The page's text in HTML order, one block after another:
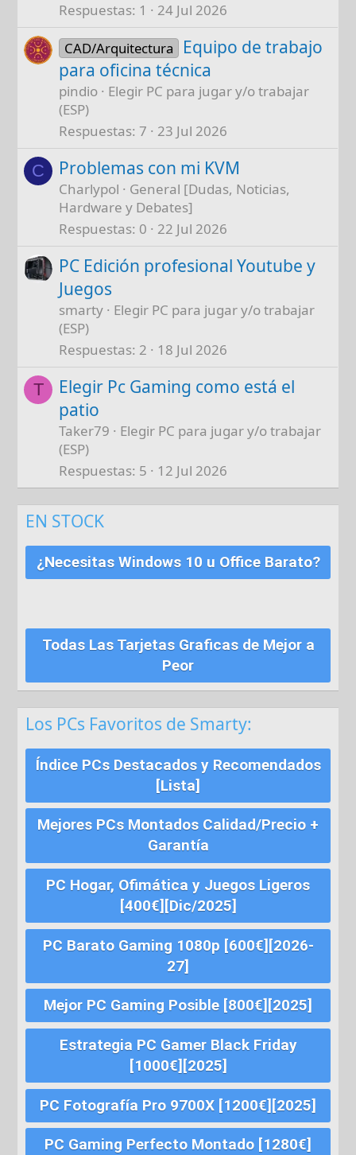
Respuestas 1 24 Jul 2026
CAD/Arquitectura
Equipo de trabajo
para oficina técnica
pindio
Elegir PC para jugar y/o trabajar
(ESP)
Respuestas 7 23 Jul 2026
C Problemas con mi KVM
Charlypol
General [Dudas, Noticias,
Hardware y Debates]
Respuestas 0 22 Jul 2026
PC Edición profesional Youtube y
Juegos
smarty
Elegir PC para jugar y/o trabajar
(ESP)
Respuestas 2 18 Jul 2026
T
Elegir Pc Gaming como está el
patio
Taker79
Elegir PC para jugar y/o trabajar
(ESP)
Respuestas 5 12 Jul 2026
EN STOCK
¿Necesitas Windows 10 u Office Barato?
Todas Las Tarjetas Graficas de Mejor a
Peor
Los PCs Favoritos de Smarty:
Índice PCs Destacados y Recomendados
[Lista]
Mejores PCs Montados Calidad/Precio +
Garantía
PC Hogar, Ofimática y Juegos Ligeros
[400€][Dic/2025]
PC Barato Gaming 1080p [600€][2026-
27]
Mejor PC Gaming Posible [800€][2025]
Estrategia PC Gamer Black Friday
[1000€][2025]
PC Fotografía Pro 9700X [1200€][2025]
PC Gaming Perfecto Montado [1280€]